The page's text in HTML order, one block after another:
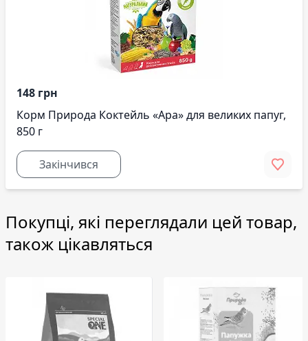
148 грн
Корм Природа Коктейль «Ара» для великих папуг,
850 г
Закінчився
Покупці, які переглядали цей товар,
також цікавляться